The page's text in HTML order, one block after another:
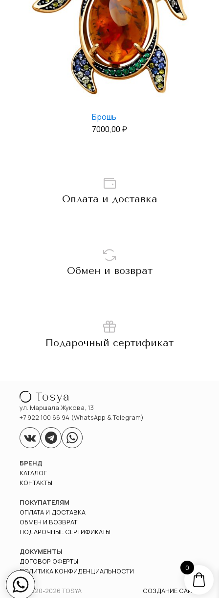
Брошь
7000,00 ₽
Оплата и доставка
Обмен и возврат
Подарочный сертификат
ул. Маршала Жукова, 13
+7 922 100 66 94 (WhatsApp & Telegram)
БРЕНД
КАТАЛОГ
КОНТАКТЫ
ПОКУПАТЕЛЯМ
ОПЛАТА И ДОСТАВКА
ОБМЕН И ВОЗВРАТ
ПОДАРОЧНЫЕ СЕРТИФИКАТЫ
ДОКУМЕНТЫ
ДОГОВОР ОФЕРТЫ
ПОЛИТИКА КОНФИДЕНЦИАЛЬНОСТИ
© 2020-2026 TOSYA СОЗДАНИЕ САЙТА
0